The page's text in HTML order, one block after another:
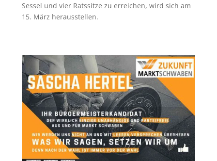
Sessel und vier Ratssitze zu erreichen, wird sich am
15. März herausstellen.